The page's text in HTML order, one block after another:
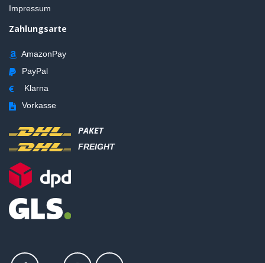
Impressum
Zahlungsarte
AmazonPay
PayPal
Klarna
Vorkasse
PAKET
FREIGHT